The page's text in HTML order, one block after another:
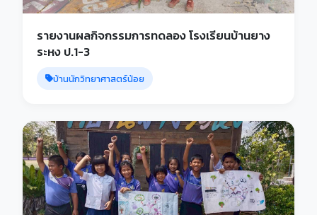
รายงานผลกิจกรรมการทดลอง โรงเรียนบ้านยาง
ระหง ป.1-3
บ้านนักวิทยาศาสตร์น้อย